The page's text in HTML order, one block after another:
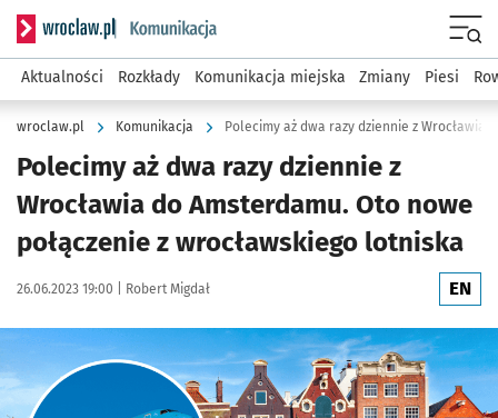
Serwis informacyjny wroclaw.pl podserwis: Komunikacja
Aktualności Rozkłady Komunikacja miejska Zmiany Piesi
wroclaw.pl Komunikacja
Polecimy aż dwa razy dziennie z
Wrocławia do Amsterdamu. Oto nowe
połączenie z wrocławskiego lotniska
Data publikacji:
26.06.2023 19:00 | Autor:
Robert Migdał EN
Kliknij, aby powiększyć